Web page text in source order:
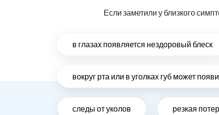
Если заметили у близкого
в глазах появляется нездоровый блеск
вокруг рта или в уголках губ может
следы от уколов резкая